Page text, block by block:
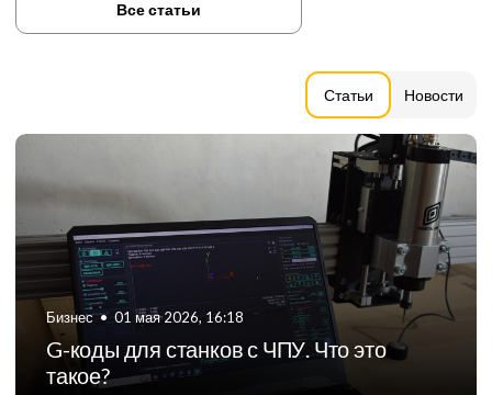
Статьи Новости
Все статьи
Бизнес • 06 августа 2024, 11:21
ТОП-5 российских производителей
фрезерных станков с ЧПУ